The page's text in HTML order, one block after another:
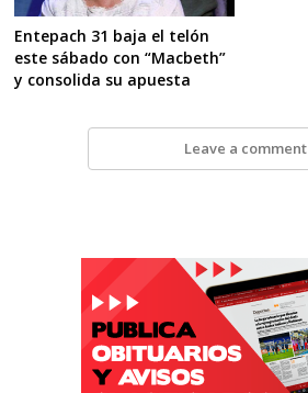
Entepach 31 baja el telón
este sábado con “Macbeth”
y consolida su apuesta
Leave a comment